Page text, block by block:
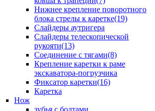
Нижнее крепление поворотного
блока стрелы к каретке(19)
Слайдеры аутригера
Слайдеры телескопической
рукояти(13)
Соединение с тягами(8)
Крепление каретки к раме
экскаватора-погрузчика
Фиксатор каретки(16)
Каретка
Нож
зубья с болтами